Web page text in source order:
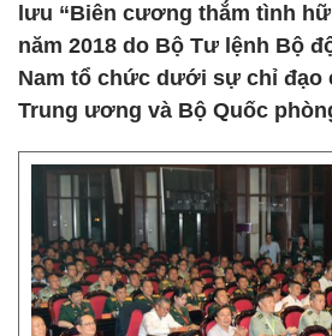
lưu “Biên cương thắm tình
năm 2018 do Bộ Tư lệnh Bộ
Nam tổ chức dưới sự chỉ đạo
Trung ương và Bộ Quốc